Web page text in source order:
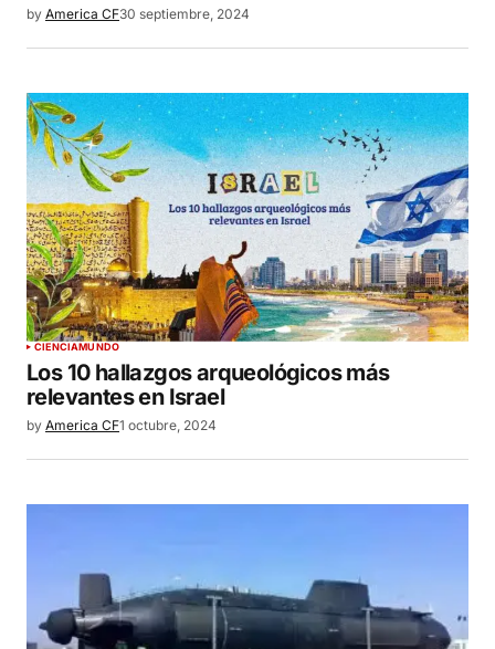
by America CF30 septiembre, 2024
CIENCIAMUNDO
Los 10 hallazgos arqueológicos más
relevantes en Israel
by America CF1 octubre, 2024